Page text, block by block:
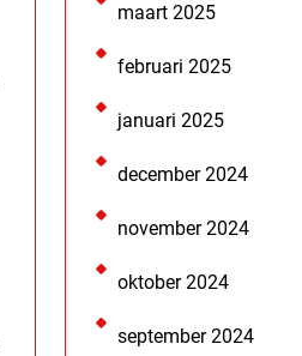
maart 2025
februari 2025
januari 2025
december 2024
november 2024
oktober 2024
september 2024